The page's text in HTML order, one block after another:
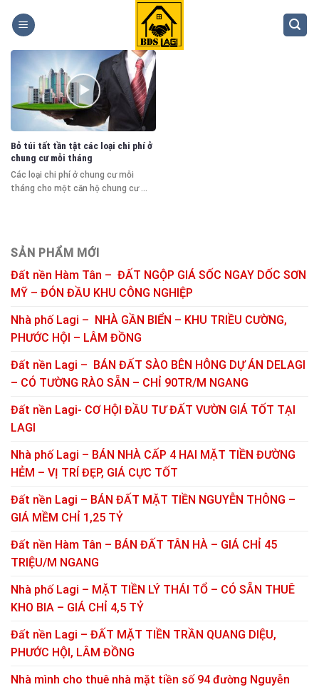
Bỏ túi tất tần tật các loại chi phí ở
chung cư mỗi tháng
Các loại chi phí ở chung cư mỗi
tháng cho một căn hộ chung cư ...
SẢN PHẨM MỚI
Đất nền Hàm Tân – ĐẤT NGỘP GIÁ SỐC NGAY DỐC SƠN
MỸ – ĐÓN ĐẦU KHU CÔNG NGHIỆP
Nhà phố Lagi – NHÀ GẦN BIỂN – KHU TRIỀU CƯỜNG,
PHƯỚC HỘI – LÂM ĐỒNG
Đất nền Lagi – BÁN ĐẤT SÀO BÊN HÔNG DỰ ÁN DELAGI
– CÓ TƯỜNG RÀO SẴN – CHỈ 90TR/M NGANG
Đất nền Lagi- CƠ HỘI ĐẦU TƯ ĐẤT VƯỜN GIÁ TỐT TẠI
LAGI
Nhà phố Lagi – BÁN NHÀ CẤP 4 HAI MẶT TIỀN ĐƯỜNG
HẺM – VỊ TRÍ ĐẸP, GIÁ CỰC TỐT
Đất nền Lagi – BÁN ĐẤT MẶT TIỀN NGUYỄN THÔNG –
GIÁ MỀM CHỈ 1,25 TỶ
Đất nền Hàm Tân – BÁN ĐẤT TÂN HÀ – GIÁ CHỈ 45
TRIỆU/M NGANG
Nhà phố Lagi – MẶT TIỀN LÝ THÁI TỔ – CÓ SẴN THUÊ
KHO BIA – GIÁ CHỈ 4,5 TỶ
Đất nền Lagi – ĐẤT MẶT TIỀN TRẦN QUANG DIỆU,
PHƯỚC HỘI, LÂM ĐỒNG
Nhà mình cho thuê nhà mặt tiền số 94 đường Nguyễn